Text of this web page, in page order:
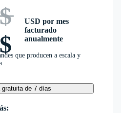
USD por mes
facturado
anualmente
que producen a escala y
gratuita de 7 días